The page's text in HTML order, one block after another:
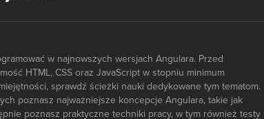
w najnowszych wersjach Angulara. Przed
HTML, CSS oraz JavaScript w stopniu minimum
sprawdź ścieżki nauki dedykowane tym tematom.
poznasz najważniejsze koncepcje Angulara, takie jak
poznasz praktyczne techniki pracy, w tym również testy